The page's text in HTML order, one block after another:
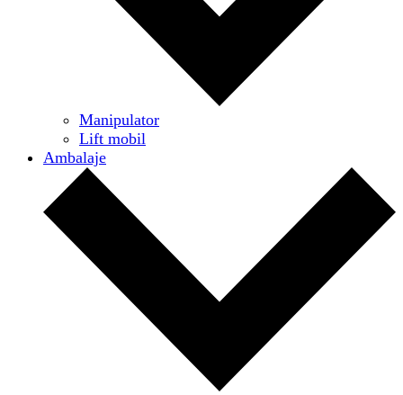
Manipulator
Lift mobil
Ambalaje